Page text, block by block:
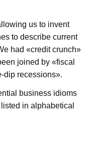
us to invent
to describe current
had «credit crunch»
joined by «fiscal
dip recessions».
business idioms
in alphabetical